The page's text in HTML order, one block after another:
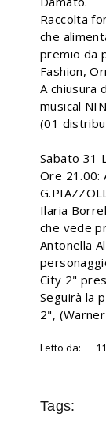
Raccolta
che
premio da
Fashion,
A chiusura
musical
(01
Sabato 31
Ore 21.00:
Ilaria
che vede
Antonella
City 2"
Seguirà la
2",
Letto da:
Tags: